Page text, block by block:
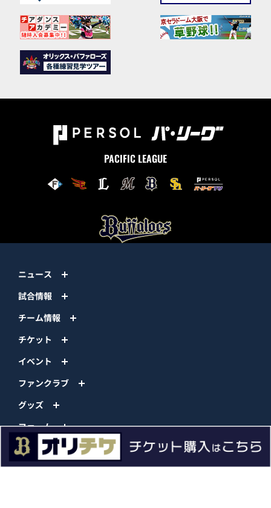
PACIFIC LEAGUE
ニュース
試合情報
チーム情報
チケット
イベント
ファンクラブ
グッズ
ファーム
エンタメ
スタジアム